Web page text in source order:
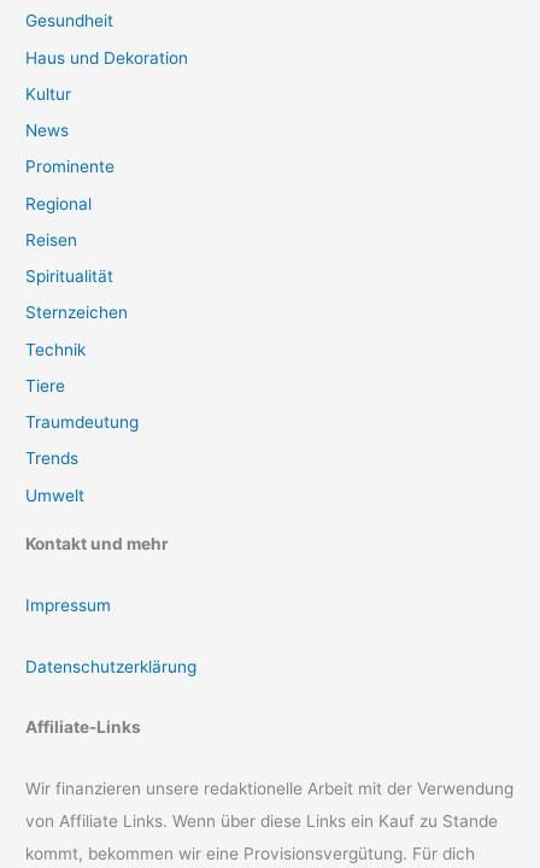
Gesundheit
Haus und Dekoration
Kultur
News
Prominente
Regional
Reisen
Spiritualität
Sternzeichen
Technik
Tiere
Traumdeutung
Trends
Umwelt
Kontakt und mehr
Impressum
Datenschutzerklärung
Affiliate-Links
Wir finanzieren unsere redaktionelle Arbeit mit der Verwendung
von Affiliate Links. Wenn über diese Links ein Kauf zu Stande
kommt, bekommen wir eine Provisionsvergütung. Für dich